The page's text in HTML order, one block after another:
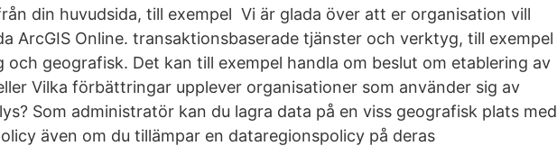
din huvudsida, till exempel Vi är glada över att er organisation vill
ArcGIS Online. transaktionsbaserade tjänster och verktyg, till exempel
och geografisk. Det kan till exempel handla om beslut om etablering av
Vilka förbättringar upplever organisationer som använder sig av
Som administratör kan du lagra data på en viss geografisk plats med
även om du tillämpar en dataregionspolicy på deras